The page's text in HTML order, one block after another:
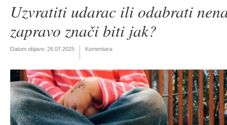
Uzvratiti udarac ili odabrati
zapravo znači biti jak?
Datum objave: 26.07.2025 Komentara: